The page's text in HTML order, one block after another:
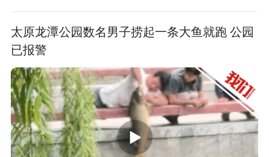
太原龙潭公园数名男子捞起一条大鱼就跑 公园
已报警